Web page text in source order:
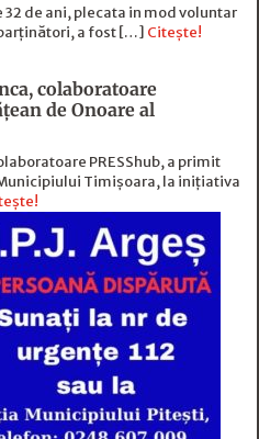
de ani, plecata in mod voluntar
a fost […] Citește!
colaboratoare
de Onoare al
PRESShub, a primit
Timișoara, la inițiativa